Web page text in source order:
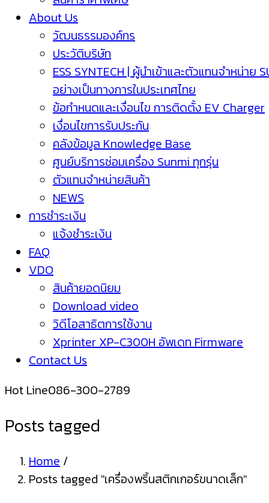
About Us
วัฒนธรรมองค์กร
ประวัติบริษัท
ESS SYNTECH | ผู้นำเข้าและตัวแทนจำหน่าย
อย่างเป็นทางการในประเทศไทย
ข้อกำหนดและเงื่อนไข การติดตั้ง EV Charger
เงื่อนไขการรับประกัน
คลังข้อมูล Knowledge Base
ศูนย์บริการซ่อมเครื่อง Sunmi ทุกรุ่น
ตัวแทนจำหน่ายสินค้า
NEWS
การชำระเงิน
แจ้งชำระเงิน
FAQ
VDO
สินค้ายอดนิยม
Download video
วิดีโอสาธิตการใช้งาน
Xprinter XP-C300H อัพเดท Firmware
Contact Us
Hot Line086-300-2789
Posts tagged
Home /
Posts tagged "เครื่องพริ้นสติกเกอร์ขนาดเล็ก"